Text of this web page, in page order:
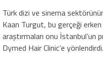
Türk dizi ve sinema
Kaan Turgut, bu gerçeği
araştırmaları onu İstanbul’un
Dymed Hair Clinic’e yönlendirdi.